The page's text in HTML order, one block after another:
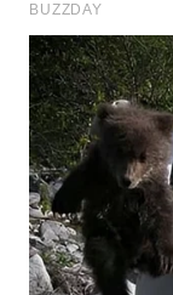
SURABAYA
WN
NATUNA
WN
BINTAN
WN
MANDALIKA